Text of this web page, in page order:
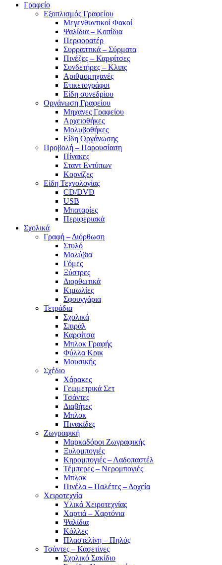
Γραφείο
Εξοπλισμός Γραφείου
Μεγενθυντικοί Φακοί
Ψαλίδια – Κοπίδια
Περφορατέρ
Συρραπτικά – Σύρματα
Πινέζες – Καρφίτσες
Συνδετήρες – Κλιπς
Αριθμομηχανές
Ετικετογράφοι
Είδη συνεδρίου
Οργάνωση Γραφείου
Μηχανες Γραφείου
Αρχειοθήκες
Μολυβοθήκες
Είδη Οργάνωσης
Προβολή – Παρουσίαση
Πίνακες
Σταντ Εντύπων
Κορνίζες
Είδη Τεχνολογίας
CD/DVD
USB
Μπαταρίες
Περιφεριακά
Σχολικά
Γραφή – Διόρθωση
Στυλό
Μολύβια
Γόμες
Ξύστρες
Διορθωτικά
Κιμωλίες
Σφουγγάρια
Τετράδια
Σχολικά
Σπιράλ
Καρφίτσα
Μπλοκ Γραφής
Φύλλα Κρικ
Μουσικής
Σχέδιο
Χάρακες
Γεωμετρικά Σετ
Τσάντες
Διαβήτες
Μπλοκ
Πινακίδες
Ζωγραφική
Μαρκαδόροι Ζωγραφικής
Ξυλομπογιές
Κηρομπογιές – Λαδοπαστέλ
Τέμπερες – Νερομπογιές
Μπλοκ
Πινέλα – Παλέτες – Δοχεία
Χειροτεχνία
Υλικά Χειροτεχνίας
Χαρτιά – Χαρτόνια
Ψαλίδια
Κόλλες
Πλαστελίνη – Πηλός
Τσάντες – Κασετίνες
Σχολικό Σακίδιο